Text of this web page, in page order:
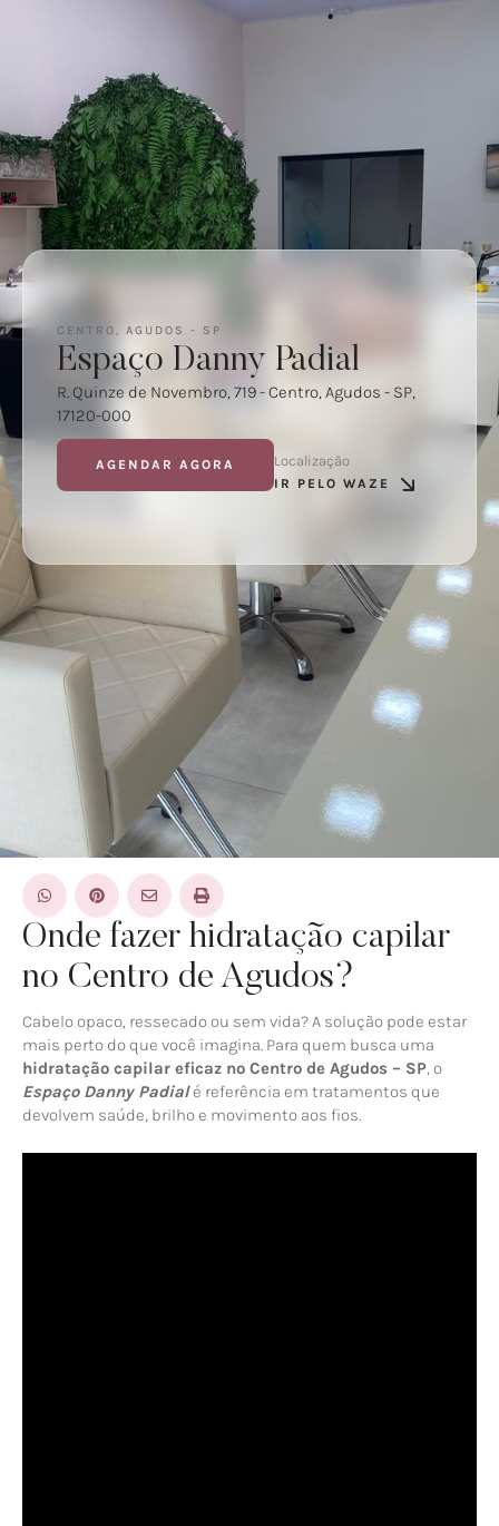
CENTRO, AGUDOS - SP
Espaço Danny Padial
R. Quinze de Novembro, 719 - Centro, Agudos - SP,
17120-000
AGENDAR AGORA Localização
IR PELO WAZE
Onde fazer hidratação capilar
no Centro de Agudos?
Cabelo opaco, ressecado ou sem vida? A solução pode estar
mais perto do que você imagina. Para quem busca uma
hidratação capilar eficaz no Centro de Agudos – SP, o
Espaço Danny Padialé referência em tratamentos que
devolvem saúde, brilho e movimento aos fios.